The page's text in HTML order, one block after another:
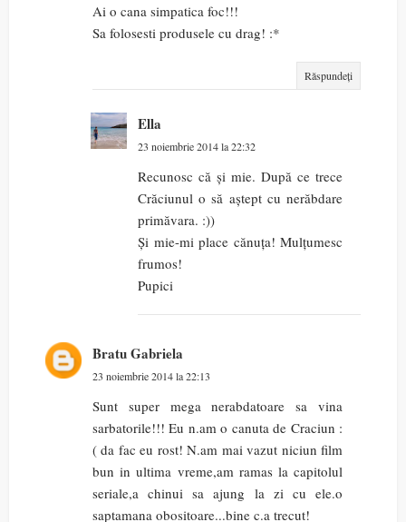
Ai o cana simpatica foc!!!
Sa folosesti produsele cu drag! :*
Răspundeți
Ella
23 noiembrie 2014 la 22:32
Recunosc că și mie. După ce trece
Crăciunul o să aștept cu nerăbdare
primăvara. :))
Și mie-mi place cănuța! Mulțumesc
frumos!
Pupici
Bratu Gabriela
23 noiembrie 2014 la 22:13
Sunt super mega nerabdatoare sa vina
sarbatorile!!! Eu n.am o canuta de Craciun :
( da fac eu rost! N.am mai vazut niciun film
bun in ultima vreme,am ramas la capitolul
seriale,a chinui sa ajung la zi cu ele.o
saptamana obositoare...bine c.a trecut!